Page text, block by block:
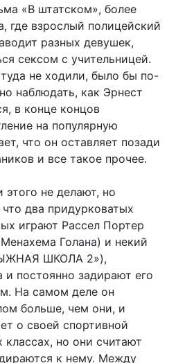
«В штатском», более
где взрослый полицейский
разных девушек,
сексом с учительницей.
не ходили, было бы по-
наблюдать, как Эрнест
в конце концов
на популярную
что он оставляет позади
и все такое прочее.
не делают, но
два придурковатых
играют Рассел Портер
Голана) и некий
ШКОЛА 2»),
и постоянно задирают его
На самом деле он
больше, чем они, и
о своей спортивной
классах, но они считают
к нему. Между